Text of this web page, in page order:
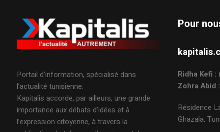
Portail d’information, spécialisé dans
l’actualité tunisienne.
Kapitalis accorde, par ailleurs, une grande
importance aux débats d’idées et à
l’expression citoyenne, à travers la
Pour
Ridha Kefi
Zohra Abid
Résidence
Ghazala,